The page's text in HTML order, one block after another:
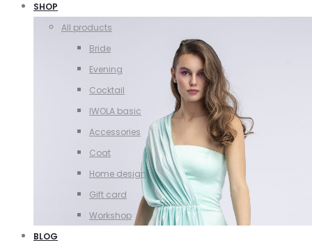
SHOP
All products
Bride
Evening
Cocktail
IWOLA basic
Accessories
Coat
Home design
Gift card
Workshop
BLOG